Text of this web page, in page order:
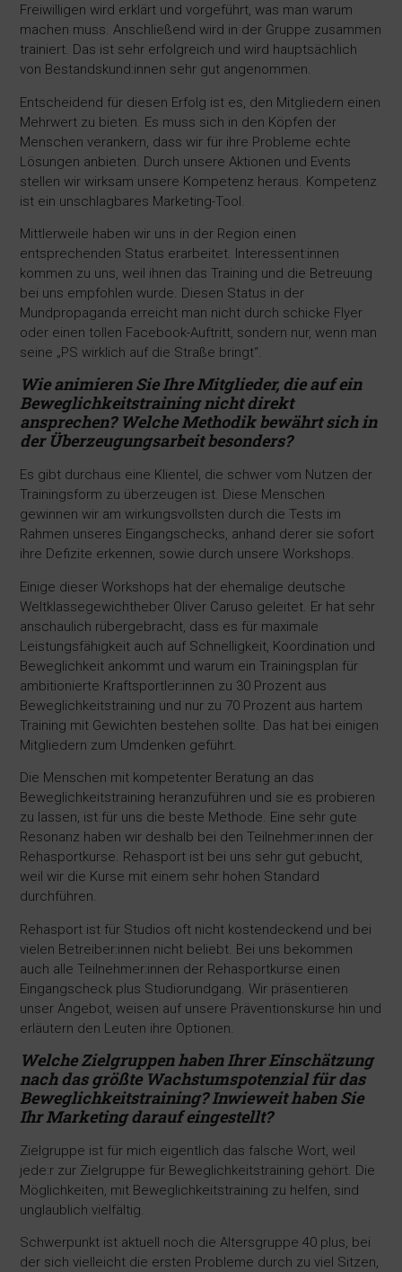
Freiwilligen wird erklärt und vorgeführt, was man warum
machen muss. Anschließend wird in der Gruppe zusammen
trainiert. Das ist sehr erfolgreich und wird hauptsächlich
von Bestandskund:innen sehr gut angenommen.
Entscheidend für diesen Erfolg ist es, den Mitgliedern einen
Mehrwert zu bieten. Es muss sich in den Köpfen der
Menschen verankern, dass wir für ihre Probleme echte
Lösungen anbieten. Durch unsere Aktionen und Events
stellen wir wirksam unsere Kompetenz heraus. Kompetenz
ist ein unschlagbares Marketing-Tool.
Mittlerweile haben wir uns in der Region einen
entsprechenden Status erarbeitet. Interessent:innen
kommen zu uns, weil ihnen das Training und die Betreuung
bei uns empfohlen wurde. Diesen Status in der
Mundpropaganda erreicht man nicht durch schicke Flyer
oder einen tollen Facebook-Auftritt, sondern nur, wenn man
seine „PS wirklich auf die Straße bringt“.
Wie animieren Sie Ihre Mitglieder, die auf ein
Beweglichkeitstraining nicht direkt
ansprechen? Welche Methodik bewährt sich in
der Überzeugungsarbeit besonders?
Es gibt durchaus eine Klientel, die schwer vom Nutzen der
Trainingsform zu überzeugen ist. Diese Menschen
gewinnen wir am wirkungsvollsten durch die Tests im
Rahmen unseres Eingangschecks, anhand derer sie sofort
ihre Defizite erkennen, sowie durch unsere Workshops.
Einige dieser Workshops hat der ehemalige deutsche
Weltklassegewichtheber Oliver Caruso geleitet. Er hat sehr
anschaulich rübergebracht, dass es für maximale
Leistungsfähigkeit auch auf Schnelligkeit, Koordination und
Beweglichkeit ankommt und warum ein Trainingsplan für
ambitionierte Kraftsportler:innen zu 30 Prozent aus
Beweglichkeitstraining und nur zu 70 Prozent aus hartem
Training mit Gewichten bestehen sollte. Das hat bei einigen
Mitgliedern zum Umdenken geführt.
Die Menschen mit kompetenter Beratung an das
Beweglichkeitstraining heranzuführen und sie es probieren
zu lassen, ist für uns die beste Methode. Eine sehr gute
Resonanz haben wir deshalb bei den Teilnehmer:innen der
Rehasportkurse. Rehasport ist bei uns sehr gut gebucht,
weil wir die Kurse mit einem sehr hohen Standard
durchführen.
Rehasport ist für Studios oft nicht kostendeckend und bei
vielen Betreiber:innen nicht beliebt. Bei uns bekommen
auch alle Teilnehmer:innen der Rehasportkurse einen
Eingangscheck plus Studiorundgang. Wir präsentieren
unser Angebot, weisen auf unsere Präventionskurse hin und
erläutern den Leuten ihre Optionen.
Welche Zielgruppen haben Ihrer Einschätzung
nach das größte Wachstumspotenzial für das
Beweglichkeitstraining? Inwieweit haben Sie
Ihr Marketing darauf eingestellt?
Zielgruppe ist für mich eigentlich das falsche Wort, weil
jede:r zur Zielgruppe für Beweglichkeitstraining gehört. Die
Möglichkeiten, mit Beweglichkeitstraining zu helfen, sind
unglaublich vielfältig.
Schwerpunkt ist aktuell noch die Altersgruppe 40 plus, bei
der sich vielleicht die ersten Probleme durch zu viel Sitzen,